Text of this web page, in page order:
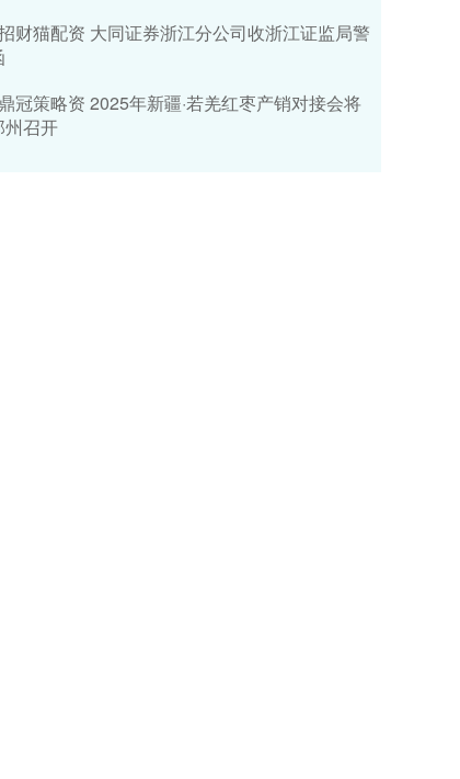
财猫配资 大同证券浙江分公司收浙江证监局警
鼎冠策略资 2025年新疆·若羌红枣产销对接会将
州召开